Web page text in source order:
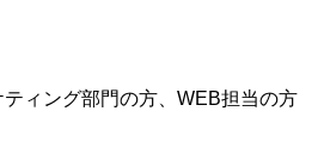
ィング部門の方、WEB担当の方